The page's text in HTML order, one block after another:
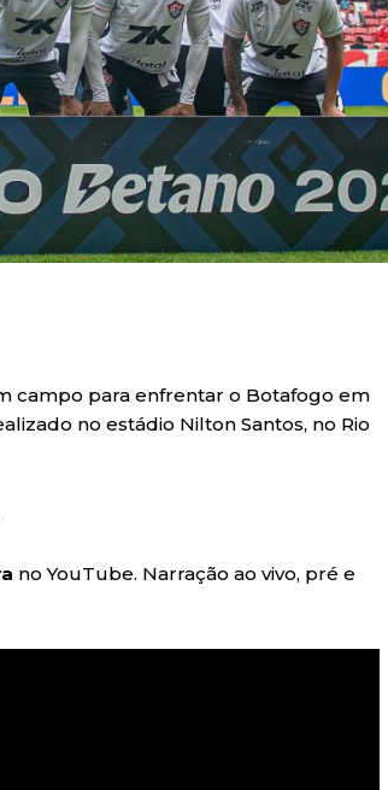
campo para enfrentar o Botafogo em
no estádio Nilton Santos, no Rio
no YouTube. Narração ao vivo, pré e